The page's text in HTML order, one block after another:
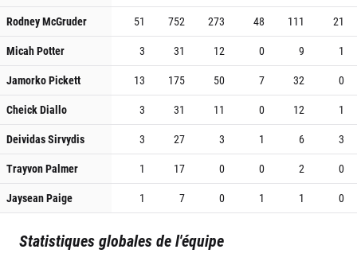
Rodney McGruder
51 752 273 48 111
21
Micah Potter
3 31 12 0 9
1
Jamorko Pickett
13 175 50 7 32
0
Cheick Diallo
3 31 11 0 12
1
Deividas Sirvydis
3 27 3 1 6
3
Trayvon Palmer
1 17 0 0 2
0
Jaysean Paige
1 7 0 1 1 0
Statistiques globales de l'équipe